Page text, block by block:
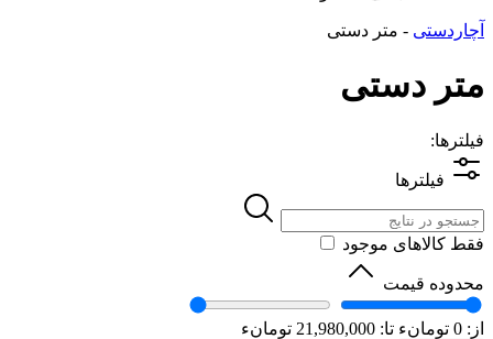
آچاردستی - متر دستی
متر دستی
فیلترها:
فیلترها
فقط کالاهای موجود
محدوده قیمت
از: 0 تومانء تا: 21,980,000 تومانء